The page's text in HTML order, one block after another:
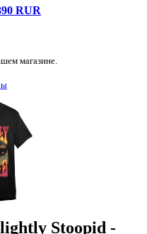
RUR
магазине.
Stoopid -